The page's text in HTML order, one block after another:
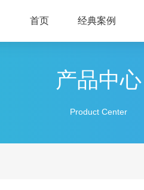
首页 经典案例
产品中心
Product Center